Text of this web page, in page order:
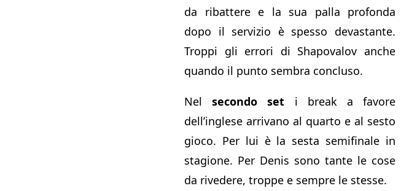
da ribattere e la sua palla profonda
dopo il servizio è spesso devastante.
Troppi gli errori di Shapovalov anche
quando il punto sembra concluso.
Nel secondo set i break a favore
dell’inglese arrivano al quarto e al sesto
gioco. Per lui è la sesta semifinale in
stagione. Per Denis sono tante le cose
da rivedere, troppe e sempre le stesse.